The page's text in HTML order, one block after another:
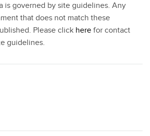
is governed by site guidelines. Any
that does not match these
Please click here for contact
guidelines.